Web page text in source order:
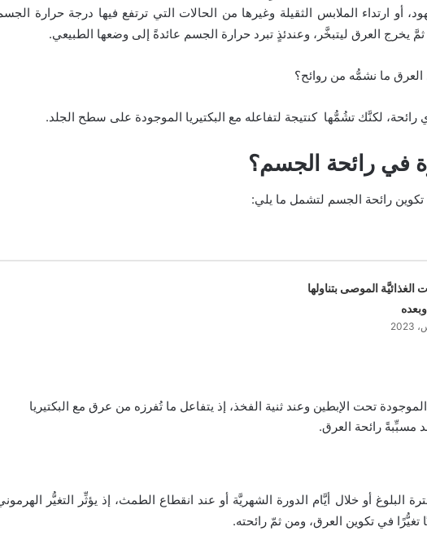
أو ارتداء الملابس الثقيلة وغيرها من الحالات التي ترتفع فيها درجة حرارة
العرق ما نشمُّه من روائح؟
لكنَّك تشُمُّها كنتيجة لتفاعله مع البكتيريا الموجودة على سطح الجلد.
في رائحة الجسم؟
رائحة الجسم لتشمل ما يلي:
الغذائيَّة الموصى بتناولها
تحت الإبطين وعند ثنية الفخذ، إذ يتفاعل ما تُفرزه من عرق مع البكتيريا
مسبِّبةً رائحة العرق.
البلوغ أو خلال أيَّام الدورة الشهريَّة أو عند انقطاع الطمث، إذ يؤثِّر التغيُّر
في تكوين العرق، ومن ثمّ رائحته.